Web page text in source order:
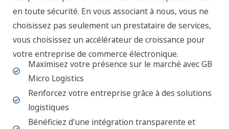
en toute sécurité. En vous associant à nous, vous ne
choisissez pas seulement un prestataire de services,
vous choisissez un accélérateur de croissance pour
votre entreprise de commerce électronique.
Maximisez votre présence sur le marché avec GB
Micro Logistics
Renforcez votre entreprise grâce à des solutions
logistiques
Bénéficiez d'une intégration transparente et